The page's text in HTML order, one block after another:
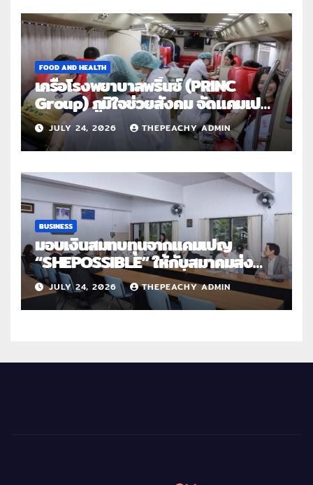
FOOD AND HEALTH
เครือโรงพยาบาลพริ้นซ์ (PRINC
Group) ภูมิใจช่วยสังคม จัดแคมเปญ
ใหญ่ระดับประเทศ “PRINC ผสาน :
สานต่อการให้ไม่สิ้นสุด”
JULY 24, 2026 THEPEACHY ADMIN
BUSINESS
มอบเงินสมทบทุนจากแคมเปญ
“SHEPOSSIBLE” ให้กับสมาคมส่ง
เสริมสถานภาพสตรีฯ เนื่องในวันสตรี
สากล 2569
JULY 24, 2026 THEPEACHY ADMIN